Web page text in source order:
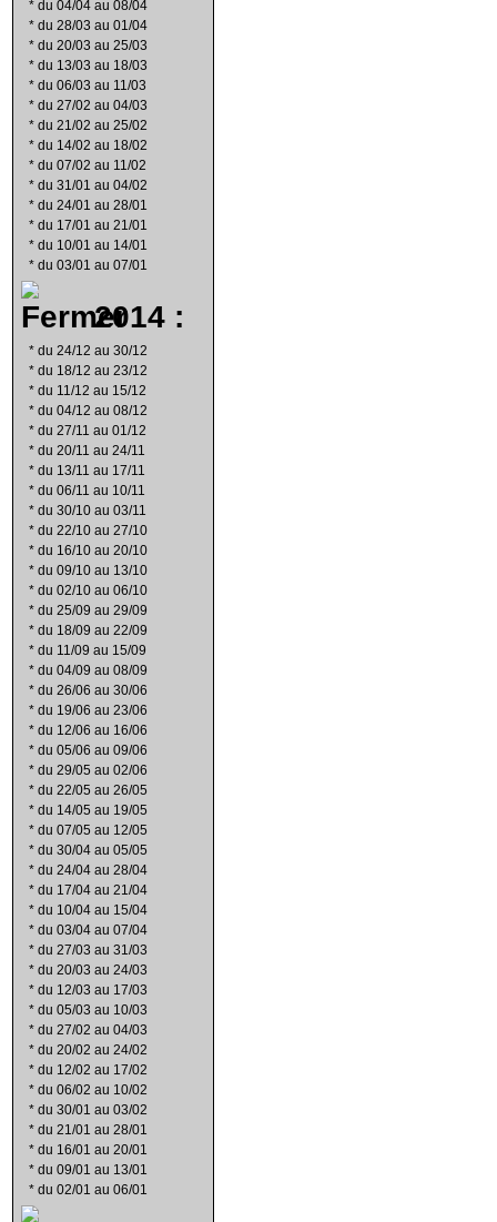
* du 04/04 au 08/04
* du 28/03 au 01/04
* du 20/03 au 25/03
* du 13/03 au 18/03
* du 06/03 au 11/03
* du 27/02 au 04/03
* du 21/02 au 25/02
* du 14/02 au 18/02
* du 07/02 au 11/02
* du 31/01 au 04/02
* du 24/01 au 28/01
* du 17/01 au 21/01
* du 10/01 au 14/01
* du 03/01 au 07/01
2014 :
* du 24/12 au 30/12
* du 18/12 au 23/12
* du 11/12 au 15/12
* du 04/12 au 08/12
* du 27/11 au 01/12
* du 20/11 au 24/11
* du 13/11 au 17/11
* du 06/11 au 10/11
* du 30/10 au 03/11
* du 22/10 au 27/10
* du 16/10 au 20/10
* du 09/10 au 13/10
* du 02/10 au 06/10
* du 25/09 au 29/09
* du 18/09 au 22/09
* du 11/09 au 15/09
* du 04/09 au 08/09
* du 26/06 au 30/06
* du 19/06 au 23/06
* du 12/06 au 16/06
* du 05/06 au 09/06
* du 29/05 au 02/06
* du 22/05 au 26/05
* du 14/05 au 19/05
* du 07/05 au 12/05
* du 30/04 au 05/05
* du 24/04 au 28/04
* du 17/04 au 21/04
* du 10/04 au 15/04
* du 03/04 au 07/04
* du 27/03 au 31/03
* du 20/03 au 24/03
* du 12/03 au 17/03
* du 05/03 au 10/03
* du 27/02 au 04/03
* du 20/02 au 24/02
* du 12/02 au 17/02
* du 06/02 au 10/02
* du 30/01 au 03/02
* du 21/01 au 28/01
* du 16/01 au 20/01
* du 09/01 au 13/01
* du 02/01 au 06/01